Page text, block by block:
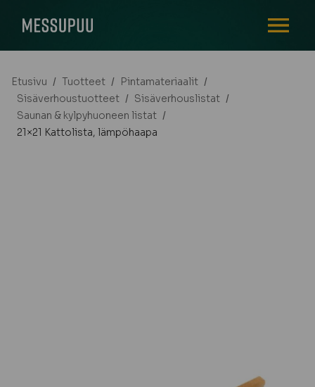
Etusivu / Tuotteet / Pintamateriaalit /
Sisäverhoustuotteet / Sisäverhouslistat /
Saunan & kylpyhuoneen listat /
21×21 Kattolista, lämpöhaapa